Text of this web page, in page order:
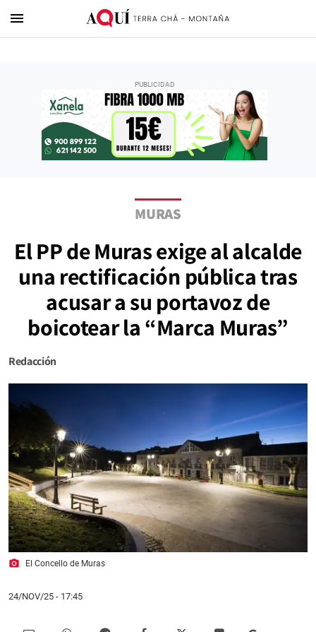
menu
MURAS
El PP de Muras exige al alcalde
una rectificación pública tras
acusar a su portavoz de
boicotear la “Marca Muras”
Redacción
photo_camera El Concello de Muras
24/NOV/25 - 17:45